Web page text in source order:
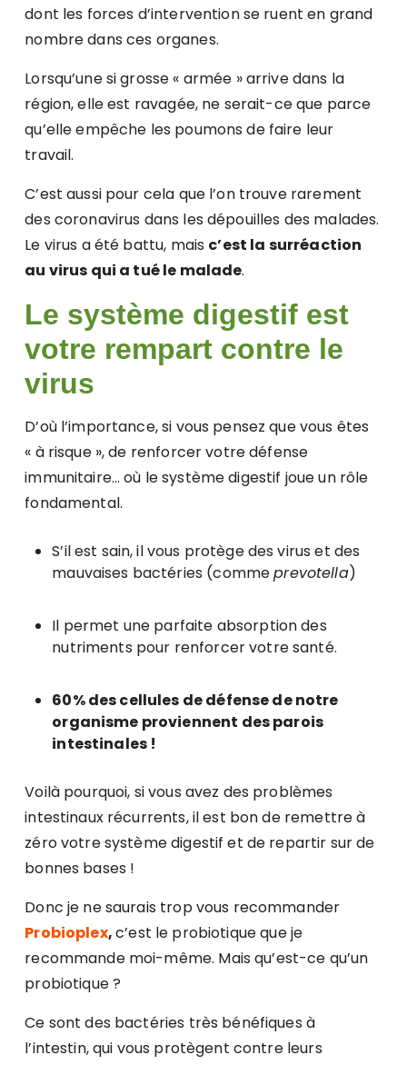
dont les forces d’intervention se ruent en grand
nombre dans ces organes.
Lorsqu’une si grosse « armée » arrive dans la
région, elle est ravagée, ne serait-ce que parce
qu’elle empêche les poumons de faire leur
travail.
C’est aussi pour cela que l’on trouve rarement
des coronavirus dans les dépouilles des malades.
Le virus a été battu, mais c’est la surréaction
au virus qui a tué le malade.
Le système digestif est
votre rempart contre le
virus
D’où l’importance, si vous pensez que vous êtes
« à risque », de renforcer votre défense
immunitaire… où le système digestif joue un rôle
fondamental.
S’il est sain, il vous protège des virus et des
mauvaises bactéries (commeprevotella)
Il permet une parfaite absorption des
nutriments pour renforcer votre santé.
60% des cellules de défense de notre
organisme proviennent des parois
intestinales !
Voilà pourquoi, si vous avez des problèmes
intestinaux récurrents, il est bon de remettre à
zéro votre système digestif et de repartir sur de
bonnes bases !
Donc je ne saurais trop vous recommander
Probioplex,c’est le probiotique que je
recommande moi-même. Mais qu’est-ce qu’un
probiotique ?
Ce sont des bactéries très bénéfiques à
l’intestin, qui vous protègent contre leurs